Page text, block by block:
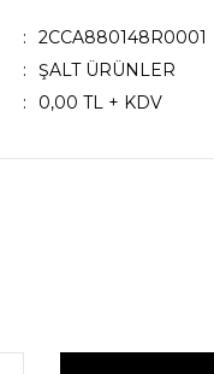
2CCA880148R0001
ŞALT ÜRÜNLER
0,00 TL + KDV